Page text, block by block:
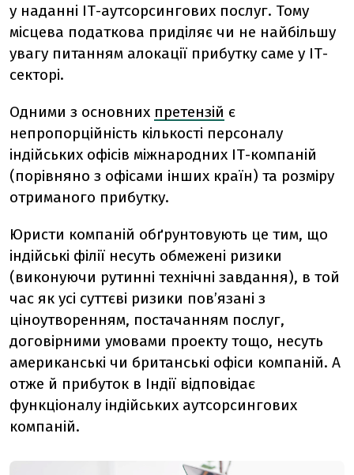
у наданні ІТ-аутсорсингових послуг. Тому
місцева податкова приділяє чи не найбільшу
увагу питанням алокації прибутку саме у ІТ-
секторі.
Одними з основних претензій є
непропорційність кількості персоналу
індійських офісів міжнародних ІТ-компаній
(порівняно з офісами інших країн) та розміру
отриманого прибутку.
Юристи компаній обґрунтовують це тим, що
індійські філії несуть обмежені ризики
(виконуючи рутинні технічні завдання), в той
час як усі суттєві ризики пов’язані з
ціноутворенням, постачанням послуг,
договірними умовами проекту тощо, несуть
американські чи британські офіси компаній. А
отже й прибуток в Індії відповідає
функціоналу індійських аутсорсингових
компаній.